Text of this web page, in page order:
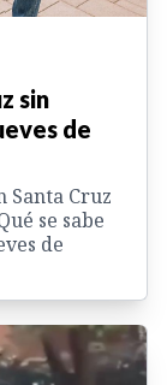
sin
de
Santa Cruz
se sabe
de